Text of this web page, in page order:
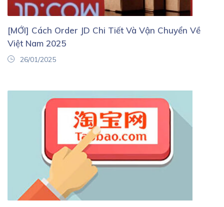
[MỚI] Cách Order JD Chi Tiết Và Vận Chuyển Về
Việt Nam 2025
26/01/2025